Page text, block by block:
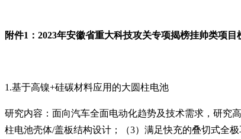
附件1 ： 2023年安徽省重大科技攻关专项揭榜挂帅类项目
1.基于高镍+硅碳材料应用的大圆柱电池
研究内容：面向汽车全面电动化趋势及技术需求，研究
柱电池壳体/盖板结构设计；（3）满足快充的叠切式全极